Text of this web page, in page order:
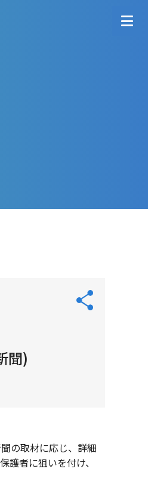
聞)
の取材に応じ、詳細
者に狙いを付け、